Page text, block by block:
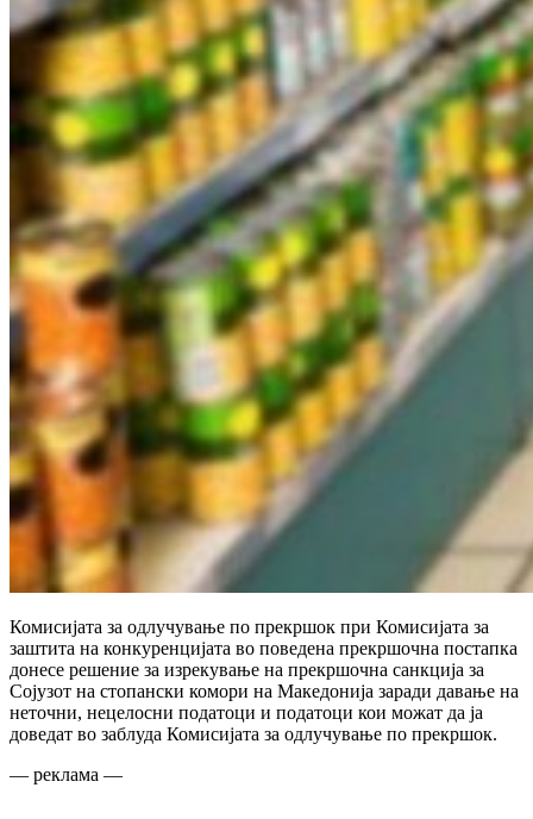
Комисијата за одлучување по прекршок при Комисијата за
заштита на конкуренцијата во поведена прекршочна постапка
донесе решение за изрекување на прекршочна санкција за
Сојузот на стопански комори на Македонија заради давање на
неточни, нецелосни податоци и податоци кои можат да ја
доведат во заблуда Комисијата за одлучување по прекршок.
— реклама —